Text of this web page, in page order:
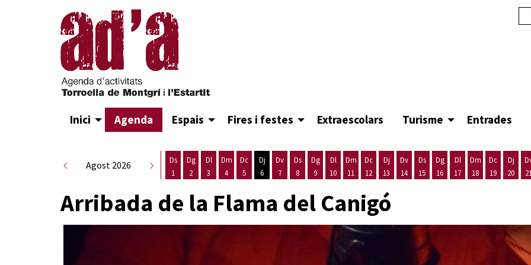
Inici Agenda Espais Fires i festes Extraescolars Turisme Entrades
Agost 2026
Ds
1
Dg
2
Dl
3
Dm
4
Dc
5
Dj
6
Dv
7
Ds
8
Dg
9
Dl
10
Dm
11
Dc
12
Dj
13
Dv
14
Ds
15
Dg
16
Dl
17
Dm
18
Dc
19
Dj
20
Arribada de la Flama del Canigó